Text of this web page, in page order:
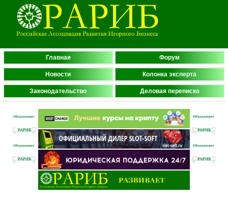
Главная Форум
Новости Колонка эксперта
Законодательство Деловая переписка